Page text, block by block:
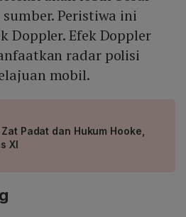
Peristiwa ini
Doppler. Efek Doppler
radar polisi
mobil.
Padat dan Hukum Hooke,
XI